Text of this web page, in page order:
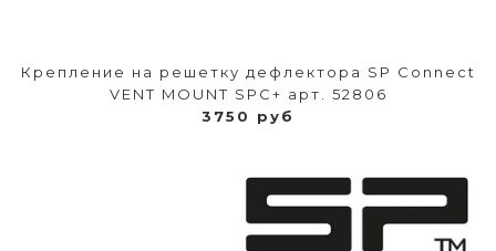
Крепление на решетку дефлектора SP Connect
VENT MOUNT SPC+ арт. 52806
3750 руб